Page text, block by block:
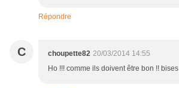
Répondre
C choupette82 20/03/2014 14:55
Ho !!! comme ils doivent être bon !! bises